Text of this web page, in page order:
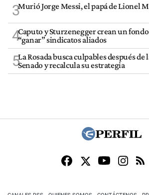
3Murió Jorge Messi, el papá de Lionel
4Caputo y Sturzenegger crean un
“ganar” sindicatos aliados
5La Rosada busca culpables después de
Senado y recalcula su estrategia